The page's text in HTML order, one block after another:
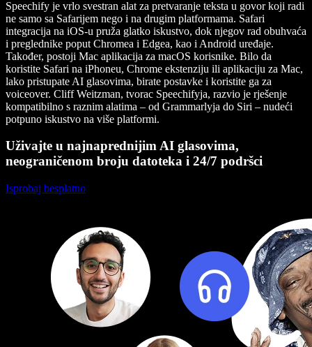
Speechify je vrlo svestran alat za pretvaranje teksta u govor koji radi
ne samo sa Safarijem nego i na drugim platformama. Safari
integracija na iOS-u pruža glatko iskustvo, dok njegov rad obuhvaća
i preglednike poput Chromea i Edgea, kao i Android uređaje.
Također, postoji Mac aplikacija za macOS korisnike. Bilo da
koristite Safari na iPhoneu, Chrome ekstenziju ili aplikaciju za Mac,
lako pristupate AI glasovima, birate postavke i koristite ga za
voiceover. Cliff Weitzman, tvorac Speechifyja, razvio je rješenje
kompatibilno s raznim alatima – od Grammarlyja do Siri – nudeći
potpuno iskustvo na više platformi.
Uživajte u najnaprednijim AI glasovima,
neograničenom broju datoteka i 24/7 podršci
Isprobaj besplatno